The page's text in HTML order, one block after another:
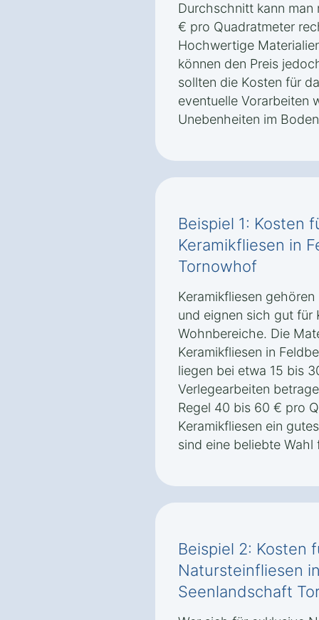
Durchschnitt kann
€ pro Quadratmeter
Hochwertige
können den Preis
sollten die Kosten für
eventuelle Vorarbeiten
Unebenheiten im
Beispiel 1: Kosten
Keramikfliesen in
Tornowhof
Keramikfliesen
und eignen sich gut für
Wohnbereiche. Die
Keramikfliesen in
liegen bei etwa 15 bis
Verlegearbeiten
Regel 40 bis 60 € pro
Keramikfliesen ein
sind eine beliebte
Beispiel 2: Kosten
Natursteinfliesen
Seenlandschaft